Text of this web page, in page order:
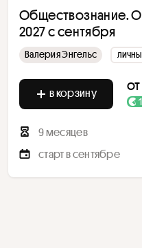
Обществознание.
2027 с сентября
Валерия Энгельс
в корзину от
9 месяцев
старт в сентябре